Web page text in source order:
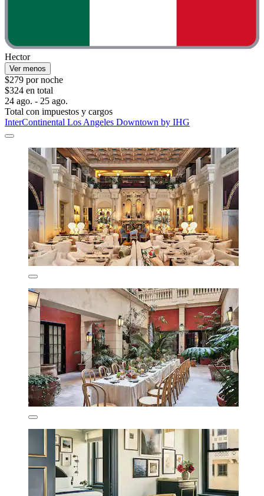
Hector
Ver menos
$279 por noche
$324 en total
24 ago. - 25 ago.
Total con impuestos y cargos
InterContinental Los Angeles Downtown by IHG